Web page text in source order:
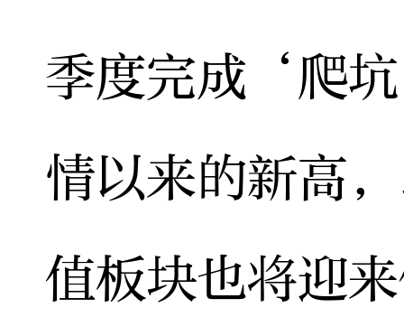
季度完成‘爬
情以来的新高
值板块也将迎